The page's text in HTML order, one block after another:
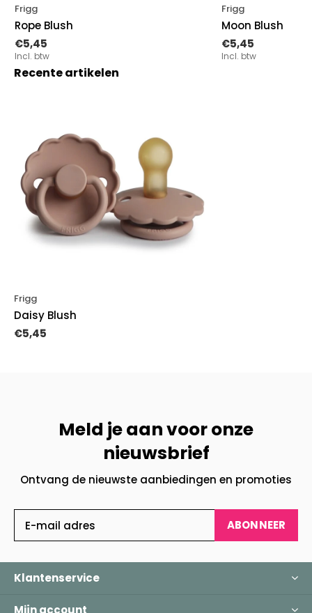
Frigg
Rope Blush
€5,45
Incl. btw
Frigg
Moon Blush
€5,45
Incl. btw
Recente artikelen
Frigg
Daisy Blush
€5,45
Meld je aan voor onze
nieuwsbrief
Ontvang de nieuwste aanbiedingen en promoties
ABONNEER
Klantenservice